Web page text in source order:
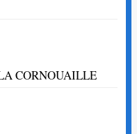
CORNOUAILLE